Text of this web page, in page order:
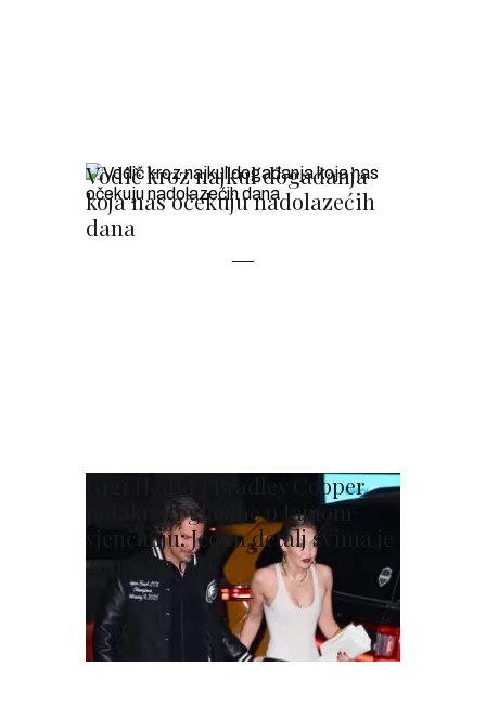
Vodič kroz najkul događanja
koja nas očekuju nadolazećih
dana
Gigi Hadid i Bradley Cooper
potaknuli glasine o tajnom
vjenčanju: Jedan detalj svima je
zapeo za oko